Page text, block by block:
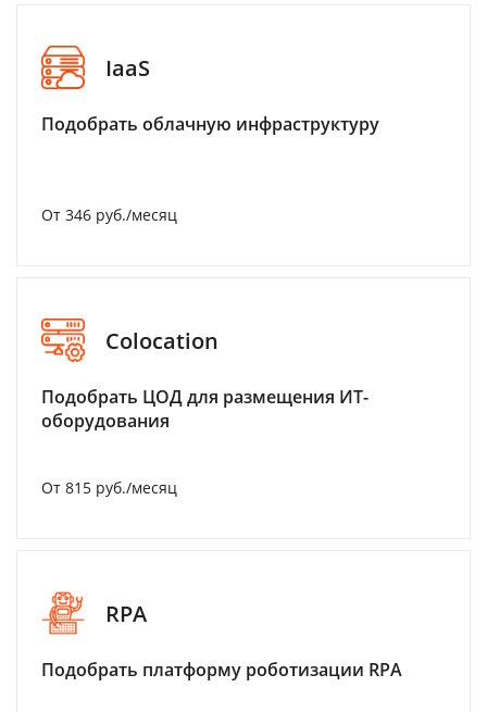
IaaS
Подобрать облачную инфраструктуру
От 346 руб./месяц
Colocation
Подобрать ЦОД для размещения ИТ-
оборудования
От 815 руб./месяц
RPA
Подобрать платформу роботизации RPA